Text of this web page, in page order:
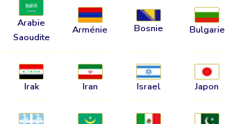
Arabie
Saoudite
Arménie Bosnie Bulgarie
Irak Iran Israel Japon